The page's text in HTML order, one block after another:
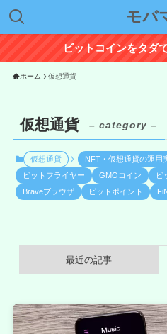
モバ
ビットコインをタダ
ホーム 仮想通貨
仮想通貨 – category –
仮想通貨 NFT・仮想通貨の運用
ビットフライヤー
GMOコイン ビ
Braveブラウザ
ビットポイント
最近の記事